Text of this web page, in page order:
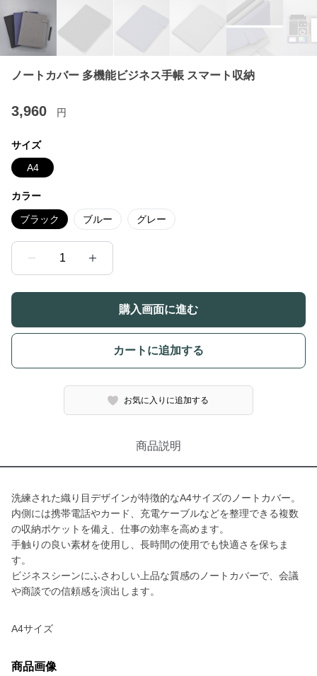
ノートカバー 多機能ビジネス手帳 スマート収納
3,960 円
サイズ
A4
カラー
ブラック ブルー グレー
1
購入画面に進む
カートに追加する
お気に入りに追加する
商品説明
洗練された織り目デザインが特徴的なA4サイズのノートカバー。
内側には携帯電話やカード、充電ケーブルなどを整理できる複数
の収納ポケットを備え、仕事の効率を高めます。
手触りの良い素材を使用し、長時間の使用でも快適さを保ちま
す。
ビジネスシーンにふさわしい上品な質感のノートカバーで、会議
や商談での信頼感を演出します。
A4サイズ
商品画像